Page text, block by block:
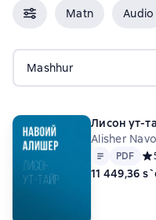
Matn Audio
Mashhur
Лисон ут-
Alisher
Matn PDF
PDF
11 449,36